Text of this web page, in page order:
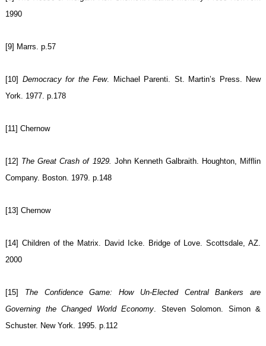
1990
[9] Marrs. p.57
[10] Democracy for the Few. Michael Parenti. St. Martin’s Press. New
York. 1977. p.178
[11] Chernow
[12] The Great Crash of 1929. John Kenneth Galbraith. Houghton, Mifflin
Company. Boston. 1979. p.148
[13] Chernow
[14] Children of the Matrix. David Icke. Bridge of Love. Scottsdale, AZ.
2000
[15] The Confidence Game: How Un-Elected Central Bankers are
Governing the Changed World Economy. Steven Solomon. Simon &
Schuster. New York. 1995. p.112